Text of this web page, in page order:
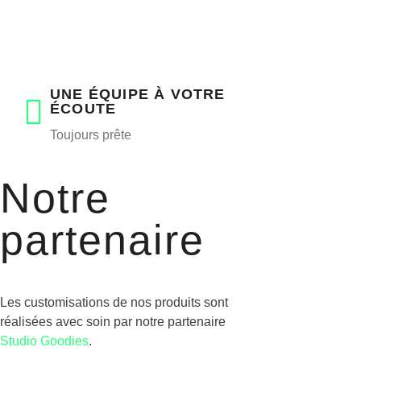
UNE ÉQUIPE À VOTRE
ÉCOUTE
Toujours prête
Notre
partenaire
Les customisations de nos produits sont
réalisées avec soin par notre partenaire
Studio Goodies.